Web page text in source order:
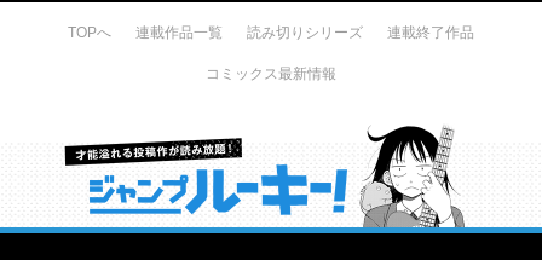
TOPへ 連載作品一覧 読み切りシリーズ 連載終了作品
コミックス最新情報
才能溢れる投稿作が読み放題！ ジャンプルーキー！